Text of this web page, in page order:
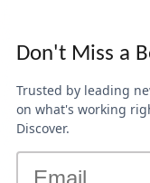
und -
Don't Miss a
Trusted by leading
on what's working
Discover.